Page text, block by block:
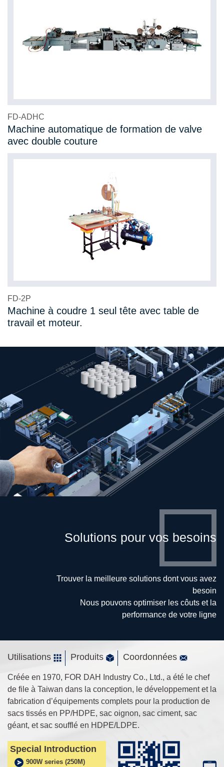
FD-ADHC
Machine automatique de formation de valve
avec double couture
FD-2P
Machine à coudre 1 seul tête avec table de
travail et moteur.
Solutions pour vos besoins
Trouver la meilleure solutions dont vous avez
besoin
Nous pouvons optimiser les côuts et la
performance de votre ligne
Utilisations Produits Coordonnées
Créée en 1970, FOR DAH Industry Co., Ltd., a été le chef
de file à Taiwan dans la conception, le développement et la
fabrication d’équipements complets pour la production de
sacs tissés en PP/HDPE, sac oignon, sac ciment, sac
géant, et sac soufflé en HDPE/LDPE.
Special Introduction
900W series (250M)